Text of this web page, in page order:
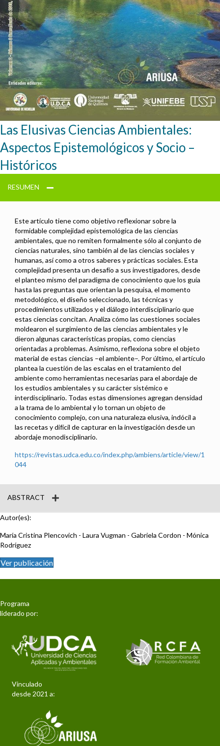
Las Elusivas Ciencias Ambientales:
Aspectos Epistemológicos y Socio –
Históricos
RESUMEN
Este artículo tiene como objetivo reflexionar sobre la
formidable complejidad epistemológica de las ciencias
ambientales, que no remiten formalmente sólo al conjunto de
ciencias naturales, sino también al de las ciencias sociales y
humanas, así como a otros saberes y prácticas sociales. Esta
complejidad presenta un desafío a sus investigadores, desde
el planteo mismo del paradigma de conocimiento que los guía
hasta las preguntas que orientan la pesquisa, el momento
metodológico, el diseño seleccionado, las técnicas y
procedimientos utilizados y el diálogo interdisciplinario que
estas ciencias concitan. Analiza cómo las cuestiones sociales
moldearon el surgimiento de las ciencias ambientales y le
dieron algunas características propias, como ciencias
orientadas a problemas. Asimismo, reflexiona sobre el objeto
material de estas ciencias –el ambiente–. Por último, el artículo
plantea la cuestión de las escalas en el tratamiento del
ambiente como herramientas necesarias para el abordaje de
los estudios ambientales y su carácter sistémico e
interdisciplinario. Todas estas dimensiones agregan densidad
a la trama de lo ambiental y lo tornan un objeto de
conocimiento complejo, con una naturaleza elusiva, indócil a
las recetas y difícil de capturar en la investigación desde un
abordaje monodisciplinario.
https://revistas.udca.edu.co/index.php/ambiens/article/view/1
044
ABSTRACT
Autor(es):
María Cristina Plencovich - Laura Vugman - Gabriela Cordon - Mónica
Rodríguez
Ver publicación
Programa
liderado por:
Vinculado
desde 2021 a: